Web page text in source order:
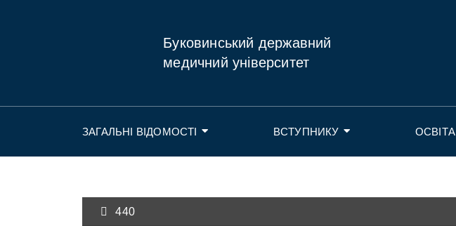
Буковинський державний
медичний університет
ЗАГАЛЬНІ ВІДОМОСТІ ВСТУПНИКУ ОСВІТА
440